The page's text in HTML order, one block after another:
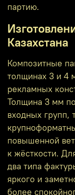
партию.
Казахстана
Композитные
толщинах 3 и 4
рекламных
Толщина 3 мм
входных
повышенной
к жёсткости.
два типа
яркого и
более